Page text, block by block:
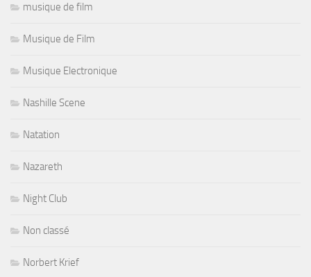
musique de film
Musique de Film
Musique Electronique
Nashille Scene
Natation
Nazareth
Night Club
Non classé
Norbert Krief